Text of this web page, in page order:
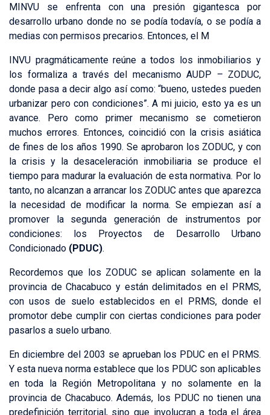
MINVU se enfrenta con una presión gigantesca por
desarrollo urbano donde no se podía todavía, o se podía a
medias con permisos precarios. Entonces, el M
INVU pragmáticamente reúne a todos los inmobiliarios y
los formaliza a través del mecanismo AUDP – ZODUC,
donde pasa a decir algo así como: “bueno, ustedes pueden
urbanizar pero con condiciones”. A mi juicio, esto ya es un
avance. Pero como primer mecanismo se cometieron
muchos errores. Entonces, coincidió con la crisis asiática
de fines de los años 1990. Se aprobaron los ZODUC, y con
la crisis y la desaceleración inmobiliaria se produce el
tiempo para madurar la evaluación de esta normativa. Por lo
tanto, no alcanzan a arrancar los ZODUC antes que aparezca
la necesidad de modificar la norma. Se empiezan así a
promover la segunda generación de instrumentos por
condiciones: los Proyectos de Desarrollo Urbano
Condicionado (PDUC).
Recordemos que los ZODUC se aplican solamente en la
provincia de Chacabuco y están delimitados en el PRMS,
con usos de suelo establecidos en el PRMS, donde el
promotor debe cumplir con ciertas condiciones para poder
pasarlos a suelo urbano.
En diciembre del 2003 se aprueban los PDUC en el PRMS.
Y esta nueva norma establece que los PDUC son aplicables
en toda la Región Metropolitana y no solamente en la
provincia de Chacabuco. Además, los PDUC no tienen una
predefinición territorial, sino que involucran a toda el área